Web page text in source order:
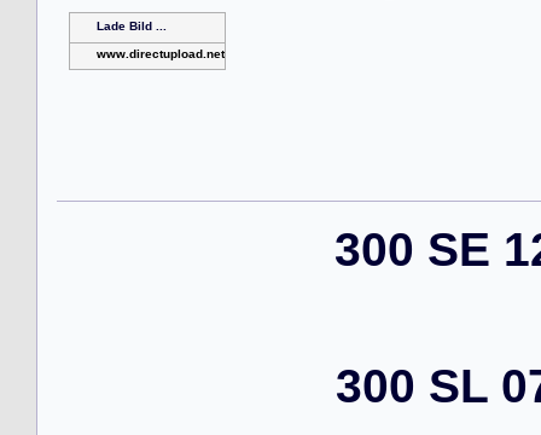
Lade Bild ...
www.directupload.net
300 SE
300 SL